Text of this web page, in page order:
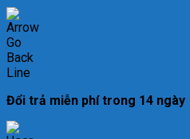
Đổi trả miễn phí trong 14 ngày